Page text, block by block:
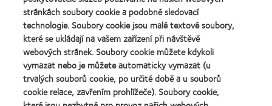
roku
2012
a
2010
(2012)
2011
(2011)
about
Cena
Wealth
of
health
2011
(2011)
more
about
Cena
ODMA
2011
(2011)
Learn
more
about
Cena
stránkách soubory cookie a podobné sledovací
technologie. Soubory cookie jsou malé textové soubory,
které se ukládají na vašem zařízení při návštěvě
webových stránek. Soubory cookie můžete kdykoli
vymazat nebo je můžete automaticky vymazat (u
trvalých souborů cookie, po určité době a u souborů
cookie relace, zavřením prohlížeče). Soubory cookie,